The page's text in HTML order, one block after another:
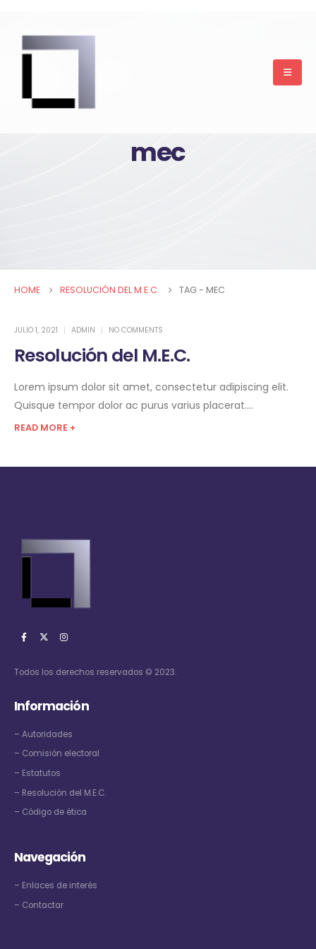
mec
HOME RESOLUCIÓN DEL M.E.C. TAG - MEC
JULIO 1, 2021 ADMIN NO COMMENTS
Resolución del M.E.C.
Lorem ipsum dolor sit amet, consectetur adipiscing elit.
Quisque tempor dolor ac purus varius placerat....
READ MORE +
Todos los derechos reservados © 2023.
Información
– Autoridades
– Comisión electoral
– Estatutos
– Resolución del M.E.C.
– Código de ética
Navegación
– Enlaces de interés
– Contactar